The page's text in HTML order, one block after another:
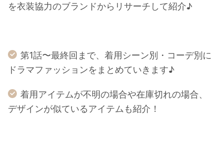
を衣装協力のブランドからリサーチして紹介♪
第1話〜最終回まで、着用シーン別・コーデ別に
ドラマファッションをまとめていきます♪
着用アイテムが不明の場合や在庫切れの場合、
デザインが似ているアイテムも紹介！